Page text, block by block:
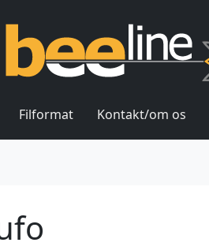
Filformat Kontakt/om os